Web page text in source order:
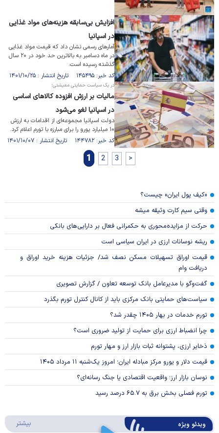
افزایش بی‌سابقه هزینه‌های مواد غذایی
در اسپانیا
آمار‌های رسمی نشان داد که قیمت مواد غذایی
در ماه دسامبر به بالاترین حد خود در ۲۰ سال
گذشته رسیده است.
کد خبر: ۱۴۵۴۹۵ تاریخ انتشار : ۱۴۰۱/۱۰/۲۵
در یک سیاست حمایتی معیشتی؛
مالیات بر ارزش افزوده کالا‌های اساسی
در اسپانیا لغو می‌شود
دولت اسپانیا مجموعه‌ای از اقدامات به ارزش
۱۰ میلیارد یورو را برای مبارزه با تورم اعلام کرد.
کد خبر: ۱۴۴۷۸۲ تاریخ انتشار : ۱۴۰۱/۱۰/۰۷
1 2 3 >
«کیف پول ایران» چیست؟
وقتی سیم کارت وثیقه میشه
حرکت از مزایده‌محوری به حکمرانی فعال بر دارایی‌های بانکی
ریشه نوسانات ارزی در ایران سیاسی است
قیمت اوراق تسهیلات مسکن نصف شد/ جزئیات هزینه خرید اوراق و
دریافت وام
گفت‌وگو با مدیرعامل بانک توسعه تعاون / گزارش تصویری
سیاست‌های حمایتی بانک مرکزی باید از کانال کنترل تورم بگذرد
تورم خدمات در بهار ۱۴۰۵ چقدر شد؟
چرا انضباط ارزی برای حمایت از تولید ضروری است؟
ذخایر ارزی، پشتوانه ثبات بازار ارز و مهار تورم
قیمت دلار و یورو مرکز مبادله ایران؛ امروز یک‌شنبه ۱۱ مرداد ۱۴۰۵
نوسان بازار ارز؛ واقعیت اقتصادی یا جنگ رسانه‌ای؟
تورم فصلی بخش برق به ۶۵.۷ درصد رسید
ویدئو ویژه بیشتر